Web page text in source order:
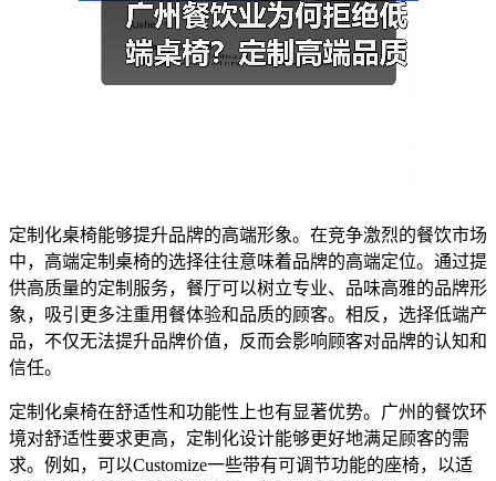
定制化桌椅能够提升品牌的高端形象。在竞争激烈的餐饮市场
中，高端定制桌椅的选择往往意味着品牌的高端定位。通过提
供高质量的定制服务，餐厅可以树立专业、品味高雅的品牌形
象，吸引更多注重用餐体验和品质的顾客。相反，选择低端产
品，不仅无法提升品牌价值，反而会影响顾客对品牌的认知和
信任。
定制化桌椅在舒适性和功能性上也有显著优势。广州的餐饮环
境对舒适性要求更高，定制化设计能够更好地满足顾客的需
求。例如，可以Customize一些带有可调节功能的座椅，以适